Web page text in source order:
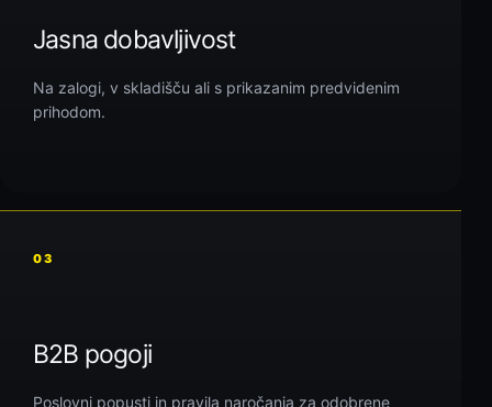
Jasna dobavljivost
Na zalogi, v skladišču ali s prikazanim predvidenim
prihodom.
03
B2B pogoji
Poslovni popusti in pravila naročanja za odobrene